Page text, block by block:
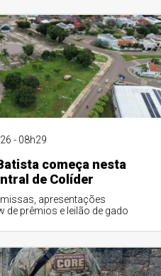
- 08h29
começa nesta
de Colíder
apresentações
prêmios e leilão de gado